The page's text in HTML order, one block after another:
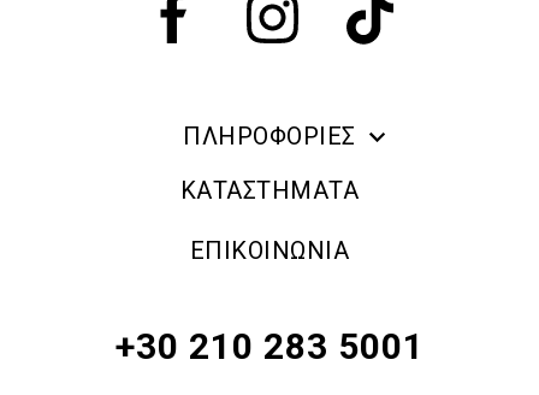
ΠΛΗΡΟΦΟΡΙΕΣ
ERRE DUE MAKE UP
ΠΟΛΙΤΙΚΗ ΕΠΙΣΤΡΟΦΗΣ ΠΡΟΪΟΝΤΩΝ
ΚΑΤΑΣΤΗΜΑΤΑ
ΕΠΙΚΟΙΝΩΝΙΑ
+30 210 283 5001